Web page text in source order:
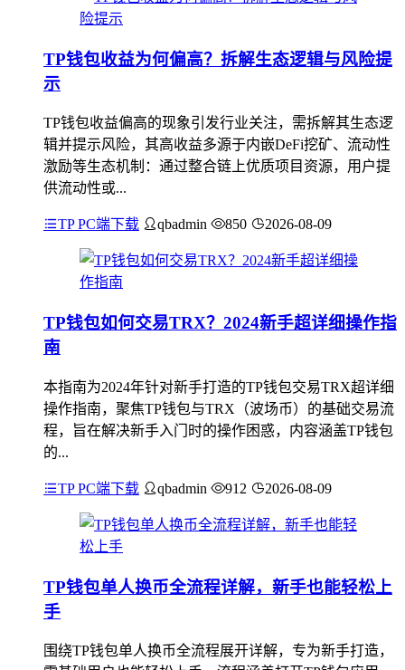
TP钱包收益为何偏高？拆解生态逻辑与风险提
示
TP钱包收益偏高的现象引发行业关注，需拆解其生态逻
辑并提示风险，其高收益多源于内嵌DeFi挖矿、流动性
激励等生态机制：通过整合链上优质项目资源，用户提
供流动性或...
TP PC端下载 qbadmin 850 2026-08-09
TP钱包如何交易TRX？2024新手超详细操作指
南
本指南为2024年针对新手打造的TP钱包交易TRX超详细
操作指南，聚焦TP钱包与TRX（波场币）的基础交易流
程，旨在解决新手入门时的操作困惑，内容涵盖TP钱包
的...
TP PC端下载 qbadmin 912 2026-08-09
TP钱包单人换币全流程详解，新手也能轻松上
手
围绕TP钱包单人换币全流程展开详解，专为新手打造，